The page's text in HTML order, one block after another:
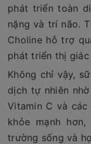
phát triển toàn
nặng và trí não.
Choline hỗ trợ
phát triển thị
Không chỉ vậy,
dịch tự nhiên
Vitamin C và
khỏe mạnh
trường sống và